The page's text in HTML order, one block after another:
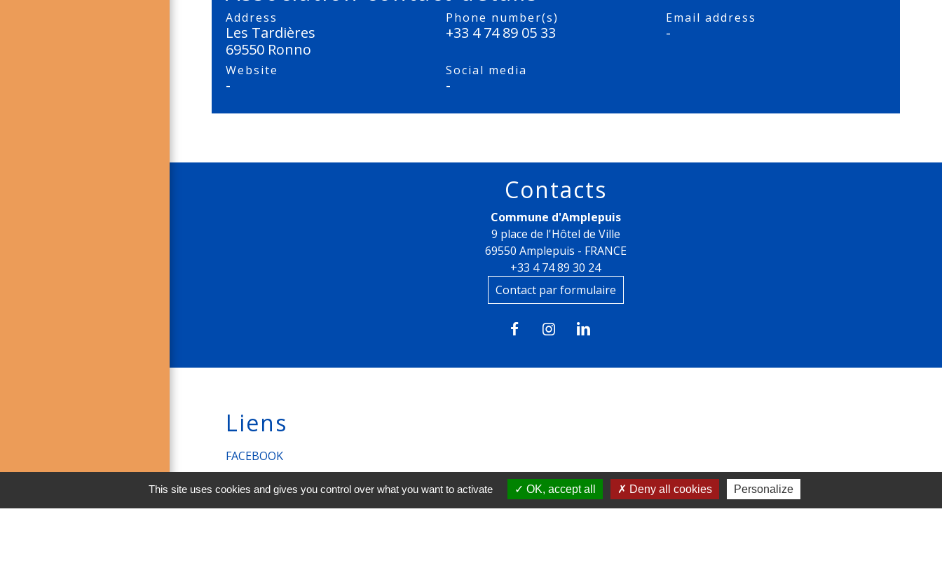
Address
Les Tardières
69550 Ronno
Phone number(s)
+33 4 74 89 05 33
Email address
-
Website
-
Social media
-
Contacts
Commune d'Amplepuis
9 place de l'Hôtel de Ville
69550 Amplepuis - FRANCE
+33 4 74 89 30 24
Contact par formulaire
Liens
FACEBOOK
INSTAGRAM
LINKEDIN
This site uses cookies and gives you control over what you want to activate OK, accept all Deny all cookies Personalize